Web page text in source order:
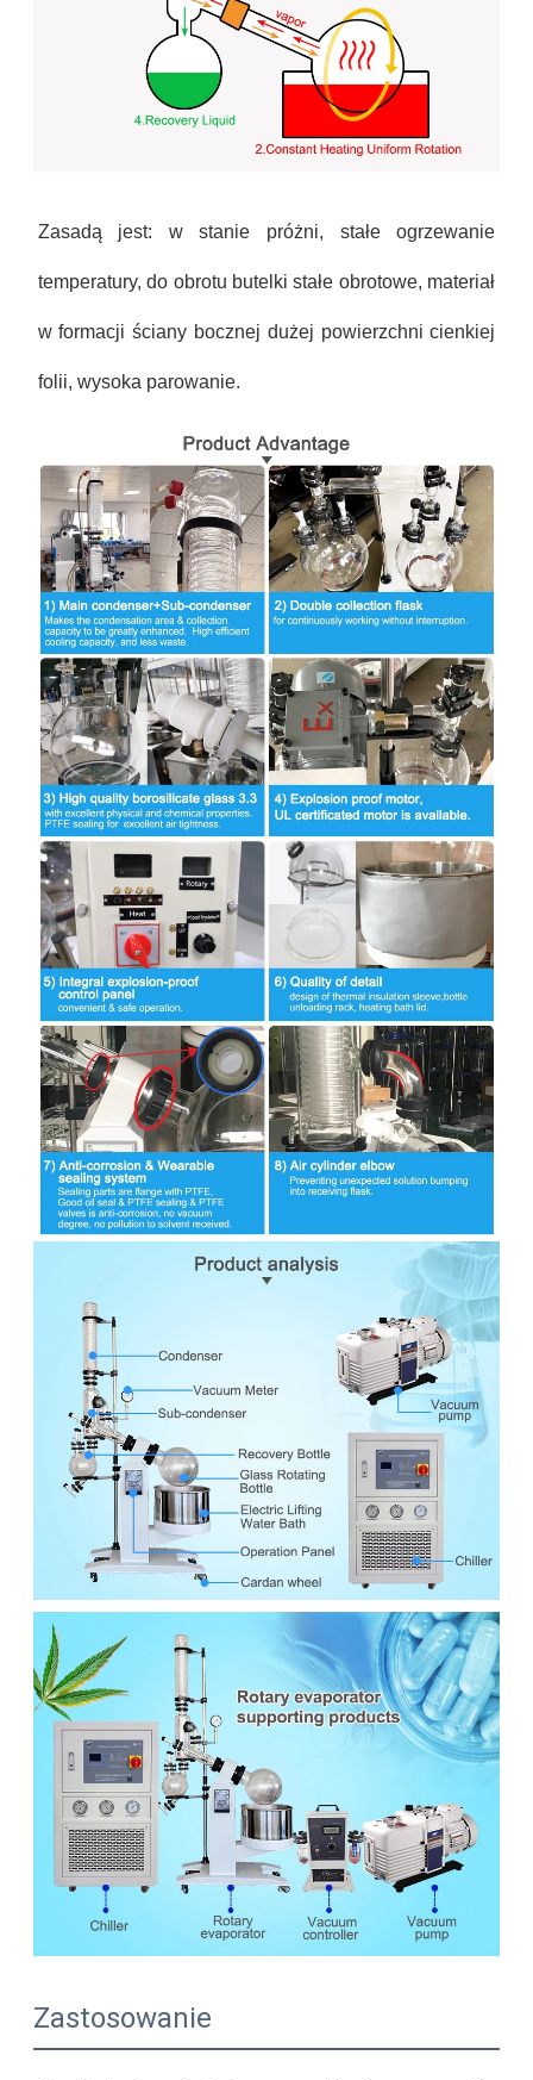
Zasadą jest: w stanie próżni, stałe ogrzewanie
temperatury, do obrotu butelki stałe obrotowe, materiał
w formacji ściany bocznej dużej powierzchni cienkiej
folii, wysoka parowanie.
Zastosowanie